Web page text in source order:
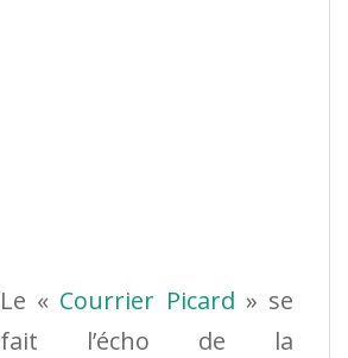
Le « Courrier Picard » se
fait l’écho de la